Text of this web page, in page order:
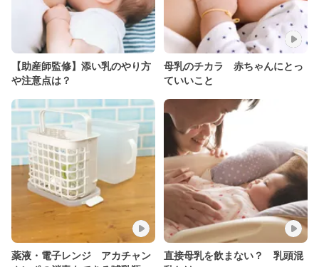
【助産師監修】添い乳のやり方
や注意点は？
母乳のチカラ 赤ちゃんにとっ
ていいこと
薬液・電子レンジ アカチャン
直接母乳を飲まない？ 乳頭混